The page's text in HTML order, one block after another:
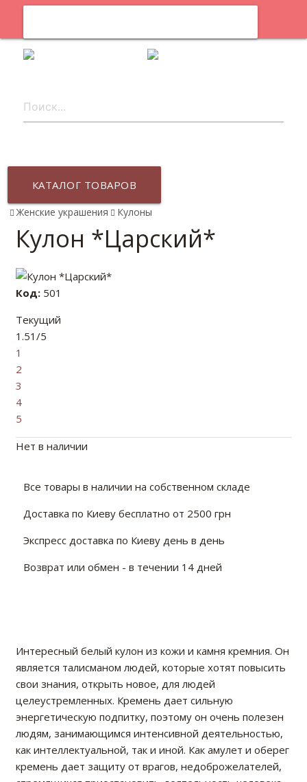
КАТАЛОГ ТОВАРОВ
Женские украшения Кулоны
Кулон *Царский*
Код:501
Текущий
1.51/5
1
2
3
4
5
Нет в наличии
Все товары в наличии на собственном складе
Доставка по Киеву бесплатно от 2500 грн
Экспресс доставка по Киеву день в день
Возврат или обмен - в течении 14 дней
Интересный белый кулон из кожи и камня кремния. Он
является талисманом людей, которые хотят повысить
свои знания, открыть новое, для людей
целеустремленных. Кремень дает сильную
энергетическую подпитку, поэтому он очень полезен
людям, занимающимся интенсивной деятельностью,
как интеллектуальной, так и иной. Как амулет и оберег
кремень дает защиту от врагов, недоброжелателей,